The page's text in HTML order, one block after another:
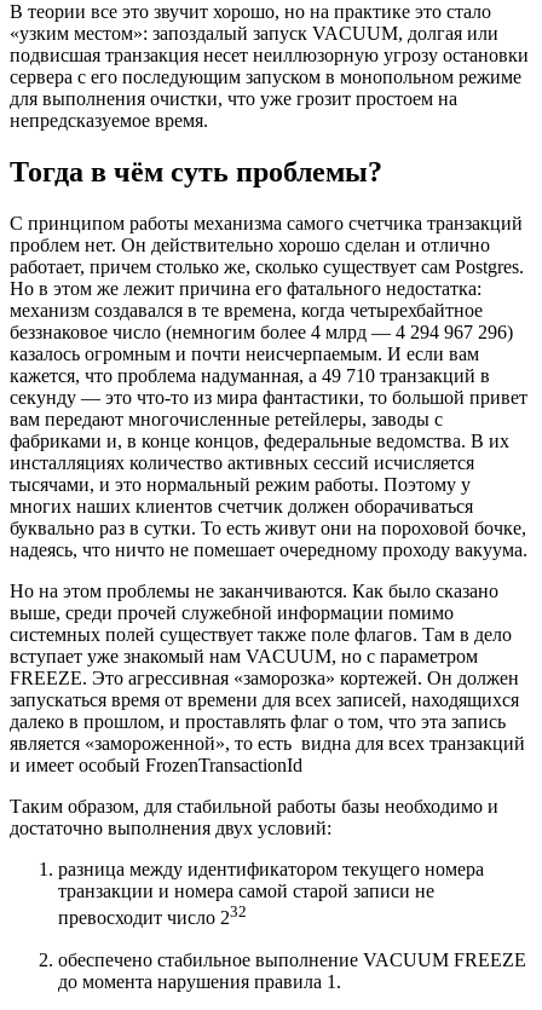
В теории все это звучит хорошо, но на практике это стало
«узким местом»: запоздалый запуск VACUUM, долгая или
подвисшая транзакция несет неиллюзорную угрозу остановки
сервера с его последующим запуском в монопольном режиме
для выполнения очистки, что уже грозит простоем на
непредсказуемое время.
Тогда в чём суть проблемы?
С принципом работы механизма самого счетчика транзакций
проблем нет. Он действительно хорошо сделан и отлично
работает, причем столько же, сколько существует сам Postgres.
Но в этом же лежит причина его фатального недостатка:
механизм создавался в те времена, когда четырехбайтное
беззнаковое число (немногим более 4 млрд — 4 294 967 296)
казалось огромным и почти неисчерпаемым. И если вам
кажется, что проблема надуманная, а 49 710 транзакций в
секунду — это что-то из мира фантастики, то большой привет
вам передают многочисленные ретейлеры, заводы с
фабриками и, в конце концов, федеральные ведомства. В их
инсталляциях количество активных сессий исчисляется
тысячами, и это нормальный режим работы. Поэтому у
многих наших клиентов счетчик должен оборачиваться
буквально раз в сутки. То есть живут они на пороховой бочке,
надеясь, что ничто не помешает очередному проходу вакуума.
Но на этом проблемы не заканчиваются. Как было сказано
выше, среди прочей служебной информации помимо
системных полей существует также поле флагов. Там в дело
вступает уже знакомый нам VACUUM, но с параметром
FREEZE. Это агрессивная «заморозка» кортежей. Он должен
запускаться время от времени для всех записей, находящихся
далеко в прошлом, и проставлять флаг о том, что эта запись
является «замороженной», то есть видна для всех транзакций
и имеет особый FrozenTransactionId
Таким образом, для стабильной работы базы необходимо и
достаточно выполнения двух условий:
разница между идентификатором текущего номера
транзакции и номера самой старой записи не
превосходит число 232
обеспечено стабильное выполнение VACUUM FREEZE
до момента нарушения правила 1.